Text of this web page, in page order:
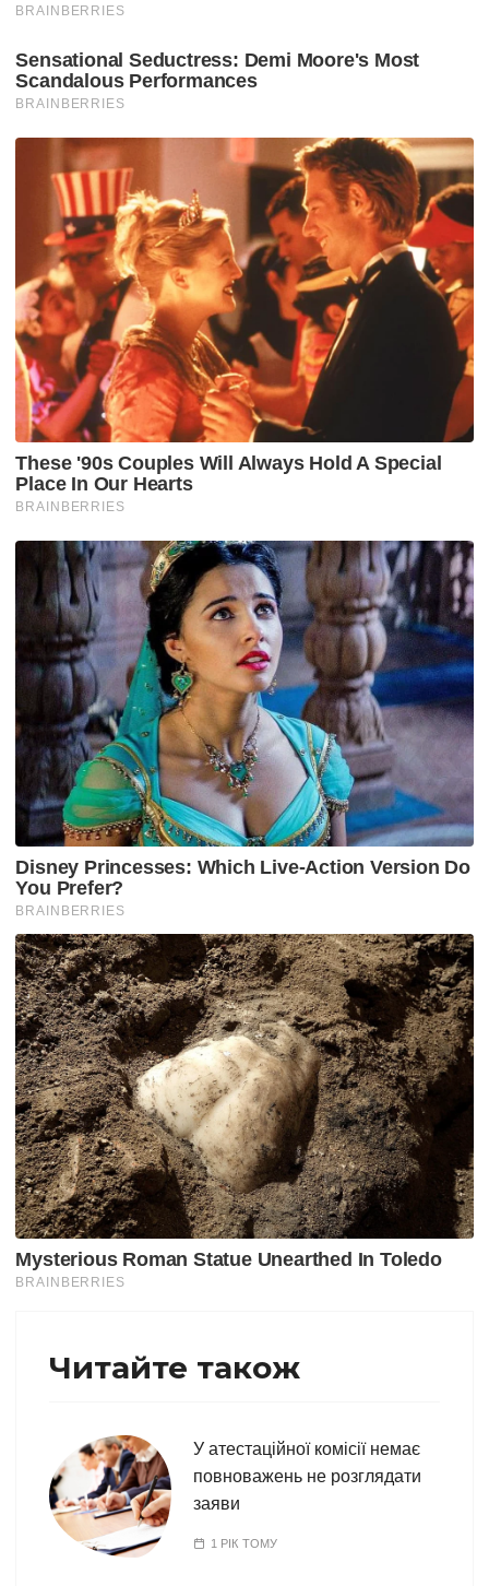
Читайте також
У атестаційної комісії немає
повноважень не розглядати
заяви
1 РІК ТОМУ